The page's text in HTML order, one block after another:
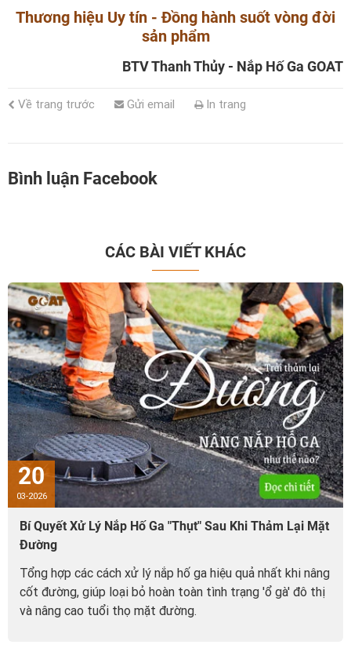
Thương hiệu Uy tín - Đồng hành suốt vòng đời
sản phẩm
BTV Thanh Thủy - Nắp Hố Ga GOAT
Về trang trước Gửi email In trang
Bình luận Facebook
CÁC BÀI VIẾT KHÁC
20
03-2026
Bí Quyết Xử Lý Nắp Hố Ga "Thụt" Sau Khi Thảm Lại Mặt
Đường
Tổng hợp các cách xử lý nắp hố ga hiệu quả nhất khi nâng
cốt đường, giúp loại bỏ hoàn toàn tình trạng 'ổ gà' đô thị
và nâng cao tuổi thọ mặt đường.